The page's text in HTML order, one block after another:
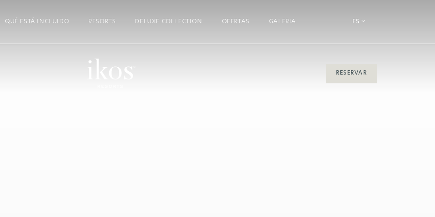
QUÉ ESTÁ INCLUIDO RESORTS DELUXE COLLECTION OFERTAS GALERIA ES
RESERVAR